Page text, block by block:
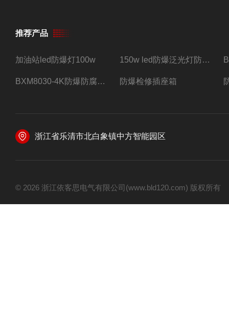
推荐产品
加油站led防爆灯100w 150w led防爆泛光灯防水防尘防爆三防灯
BXM8030-4K防爆防腐照明配电箱四路带总开关 防爆检修插座箱
浙江省乐清市北白象镇中方智能园区
© 2026 浙江依客思电气有限公司(www.bld120.com) 版权所有